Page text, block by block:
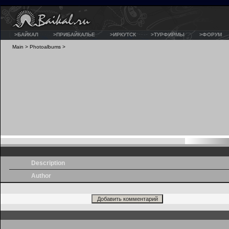
>БАЙКАЛ >ПРИБАЙКАЛЬЕ >ИРКУТСК >ТУРФИРМЫ >ФОРУМ
Main > Photoalbums >
Description
Author